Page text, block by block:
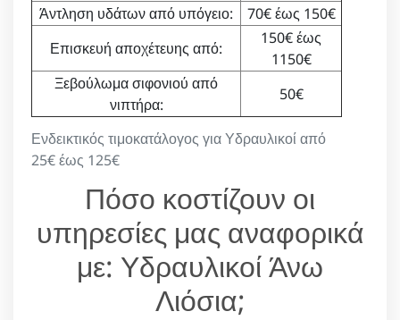
Ενδεικτικός τιμοκατάλογος για Υδραυλικοί από
25€ έως 125€
Άντληση υδάτων από υπόγειο:
70€ έως 150€
Επισκευή αποχέτευης από:
150€ έως
1150€
Ξεβούλωμα σιφονιού από
νιπτήρα:
50€
Πόσο κοστίζουν οι
υπηρεσίες μας αναφορικά
με: Υδραυλικοί Άνω
Λιόσια;